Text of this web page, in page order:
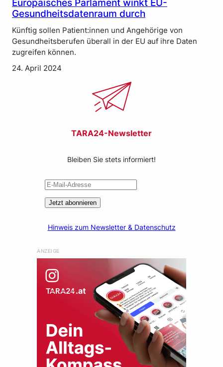
Europäisches Parlament winkt EU-
Gesundheitsdatenraum durch
Künftig sollen Patient:innen und Angehörige von
Gesundheitsberufen überall in der EU auf ihre Daten
zugreifen können.
24. April 2024
TARA24-Newsletter
Bleiben Sie stets informiert!
Jetzt abonnieren
Hinweis zum Newsletter & Datenschutz
ANZEIGE